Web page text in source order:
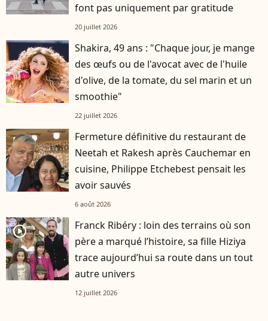
font pas uniquement par gratitude
20 juillet 2026
Shakira, 49 ans : "Chaque jour, je mange
des œufs ou de l'avocat avec de l'huile
d'olive, de la tomate, du sel marin et un
smoothie"
22 juillet 2026
Fermeture définitive du restaurant de
Neetah et Rakesh après Cauchemar en
cuisine, Philippe Etchebest pensait les
avoir sauvés
6 août 2026
player2
Franck Ribéry : loin des terrains où son
père a marqué l’histoire, sa fille Hiziya
trace aujourd’hui sa route dans un tout
autre univers
12 juillet 2026